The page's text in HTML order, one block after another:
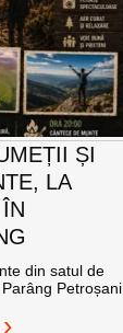
ȘI
LA
din satul de
Petroșani